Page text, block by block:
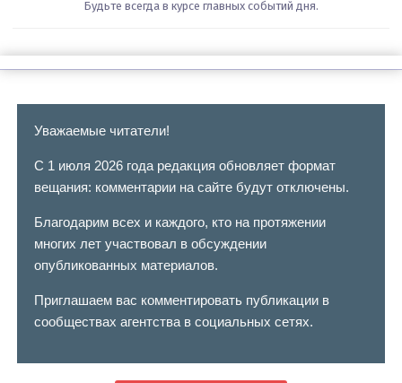
Будьте всегда в курсе главных событий дня.
Уважаемые читатели!
С 1 июля 2026 года редакция обновляет формат
вещания: комментарии на сайте будут отключены.
Благодарим всех и каждого, кто на протяжении
многих лет участвовал в обсуждении
опубликованных материалов.
Приглашаем вас комментировать публикации в
сообществах агентства в социальных сетях.